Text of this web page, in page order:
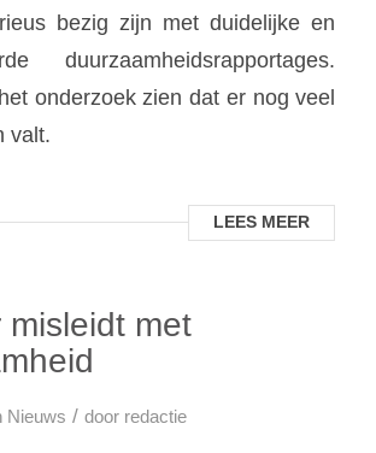
bezig zijn met duidelijke en
duurzaamheidsrapportages.
onderzoek zien dat er nog veel
valt.
LEES MEER
misleidt met
Nieuws / door redactie